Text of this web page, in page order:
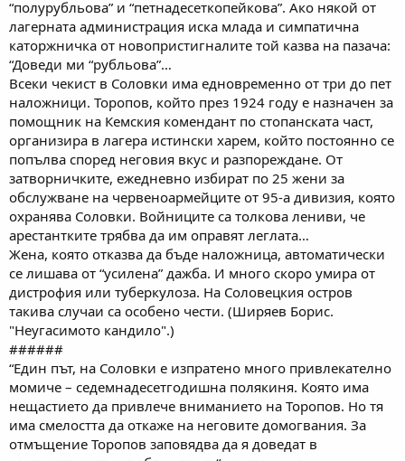
“полурубльова” и “петнадесеткопейкова”. Ако някой от
лагерната администрация иска млада и симпатична
каторжничка от новопристигналите той казва на пазача:
“Доведи ми “рубльова”…
Всеки чекист в Соловки има едновременно от три до пет
наложници. Торопов, който през 1924 году е назначен за
помощник на Кемския комендант по стопанската част,
организира в лагера истински харем, който постоянно се
попълва според неговия вкус и разпореждане. От
затворничките, ежедневно избират по 25 жени за
обслужване на червеноармейците от 95-а дивизия, която
охранява Соловки. Войниците са толкова лениви, че
арестантките трябва да им оправят леглата…
Жена, която отказва да бъде наложница, автоматически
се лишава от “усилена” дажба. И много скоро умира от
дистрофия или туберкулоза. На Соловецкия остров
такива случаи са особено чести. (Ширяев Борис.
"Неугасимото кандило".)
######
“Един път, на Соловки е изпратено много привлекателно
момиче – седемнадесетгодишна полякиня. Която има
нещастието да привлече вниманието на Торопов. Но тя
има смелостта да откаже на неговите домогвания. За
отмъщение Торопов заповядва да я доведат в